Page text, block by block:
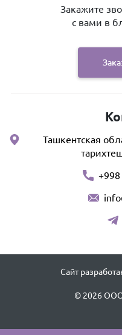
Закажите
с вами в
Ташкентская
Сайт
© 2026